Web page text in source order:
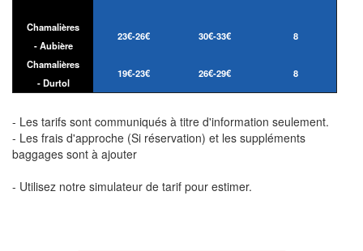
Chamalières
- Aubière
23€-26€ 30€-33€ 8
Chamalières
- Durtol
19€-23€ 26€-29€ 8
- Les tarifs sont communiqués à titre d'information seulement.
- Les frais d'approche (Si réservation) et les suppléments
baggages sont à ajouter
- Utilisez notre simulateur de tarif pour estimer.